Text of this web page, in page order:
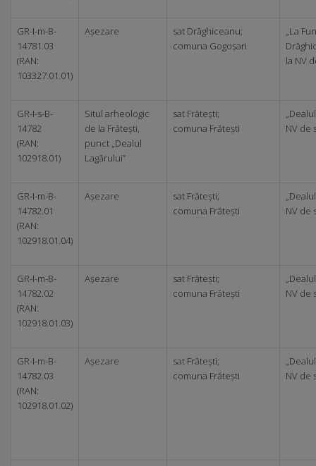
GR-I-m-B-
14781.03
(RAN:
103327.01.01)
Așezare
sat Drăghiceanu;
comuna Gogoșari
„La
la NV
GR-I-s-B-
14782
(RAN:
102918.01)
Situl arheologic
de la Frătești,
punct „Dealul
Lagărului”
sat Frătești;
comuna Frătești
NV de
GR-I-m-B-
14782.01
(RAN:
102918.01.04)
Așezare
sat Frătești;
comuna Frătești
NV de
GR-I-m-B-
14782.02
(RAN:
102918.01.03)
Așezare
sat Frătești;
comuna Frătești
NV de
GR-I-m-B-
14782.03
(RAN:
102918.01.02)
Așezare
sat Frătești;
comuna Frătești
NV de